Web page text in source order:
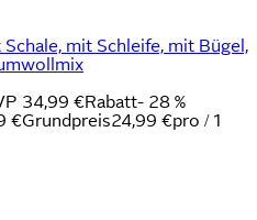
mit Schleife, mit Bügel,
34,99 €Rabatt- 28 %
€Grundpreis24,99 €pro / 1